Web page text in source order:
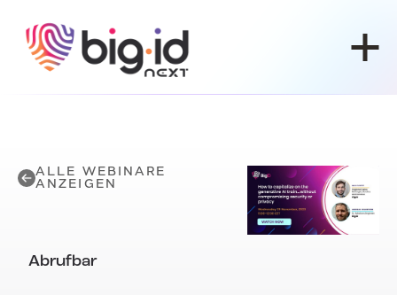
ALLE WEBINARE
ANZEIGEN
Abrufbar